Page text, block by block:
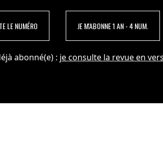
LE NUMÉRO JE M'ABONNE 1 AN - 4 NUM.
abonné(e) : je consulte la revue en